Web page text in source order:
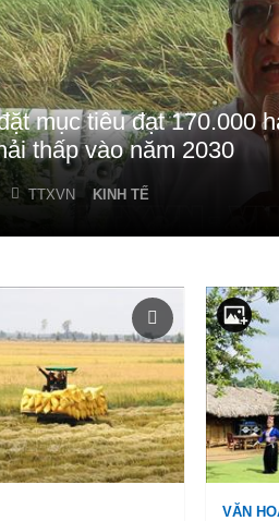
mục tiêu đạt 170.000
thấp vào năm 2030
TTXVN KINH TẾ
VĂN